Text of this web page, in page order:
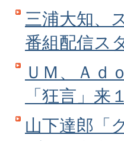
三浦大知、
番組配信ス
ＵＭ、Ａｄ
「狂言」来
山下達郎「